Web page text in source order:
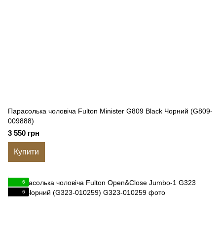
Парасолька чоловіча Fulton Minister G809 Black Чорний (G809-
009888)
3 550 грн
Купити
6
6